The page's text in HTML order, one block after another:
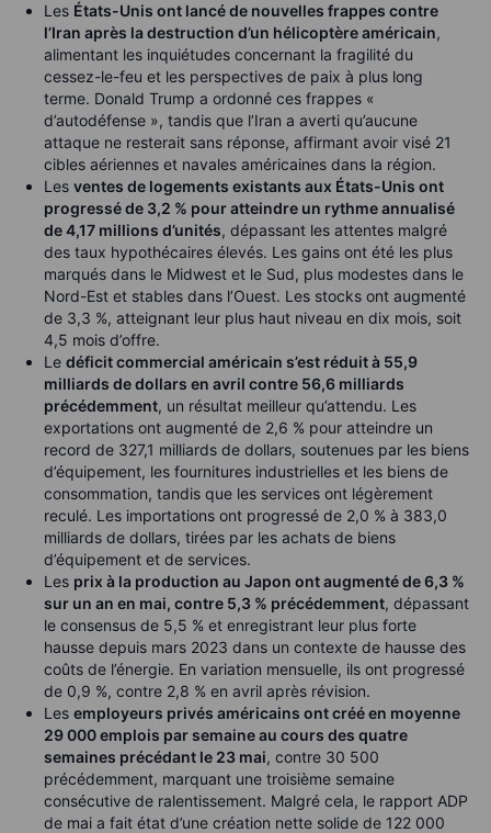
Les États-Unis ont lancé de nouvelles frappes contre
l’Iran après la destruction d’un hélicoptère américain,
alimentant les inquiétudes concernant la fragilité du
cessez-le-feu et les perspectives de paix à plus long
terme. Donald Trump a ordonné ces frappes «
d’autodéfense », tandis que l’Iran a averti qu’aucune
attaque ne resterait sans réponse, affirmant avoir visé 21
cibles aériennes et navales américaines dans la région.
Les ventes de logements existants aux États-Unis ont
progressé de 3,2 % pour atteindre un rythme annualisé
de 4,17 millions d’unités, dépassant les attentes malgré
des taux hypothécaires élevés. Les gains ont été les plus
marqués dans le Midwest et le Sud, plus modestes dans le
Nord-Est et stables dans l’Ouest. Les stocks ont augmenté
de 3,3 %, atteignant leur plus haut niveau en dix mois, soit
4,5 mois d’offre.
Le déficit commercial américain s’est réduit à 55,9
milliards de dollars en avril contre 56,6 milliards
précédemment, un résultat meilleur qu’attendu. Les
exportations ont augmenté de 2,6 % pour atteindre un
record de 327,1 milliards de dollars, soutenues par les biens
d’équipement, les fournitures industrielles et les biens de
consommation, tandis que les services ont légèrement
reculé. Les importations ont progressé de 2,0 % à 383,0
milliards de dollars, tirées par les achats de biens
d’équipement et de services.
Les prix à la production au Japon ont augmenté de 6,3 %
sur un an en mai, contre 5,3 % précédemment, dépassant
le consensus de 5,5 % et enregistrant leur plus forte
hausse depuis mars 2023 dans un contexte de hausse des
coûts de l’énergie. En variation mensuelle, ils ont progressé
de 0,9 %, contre 2,8 % en avril après révision.
Les employeurs privés américains ont créé en moyenne
29 000 emplois par semaine au cours des quatre
semaines précédant le 23 mai, contre 30 500
précédemment, marquant une troisième semaine
consécutive de ralentissement. Malgré cela, le rapport ADP
de mai a fait état d’une création nette solide de 122 000